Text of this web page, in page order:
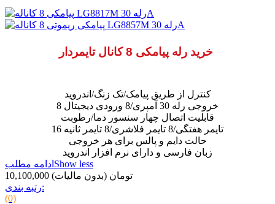
کنترل از طریق پیامک/تک زنگ/اندروید
8 خروجی رله 30 آمپری/8 ورودی دیجیتال
قابلیت اتصال چهار سنسور دما/رطوبت
16 تایمر هفتگی/8 تایمر فلاشری/8 تایمر ثانیه
حالت دایم و پالس برای هر خروجی
زبان فارسی و دارای نرم افزار اندروید
ادامه مطلب Show less
10,100,000 تومان (بدون مالیات)
رتبه بندی:
(0)